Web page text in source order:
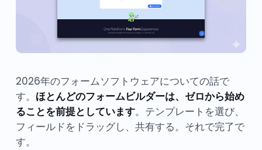
2026年のフォームソフトウェアについての話で
す。 ほとんどのフォームビルダーは、ゼロから始め
ることを前提としています。テンプレートを選び、
フィールドをドラッグし、共有する。それで完了で
す。